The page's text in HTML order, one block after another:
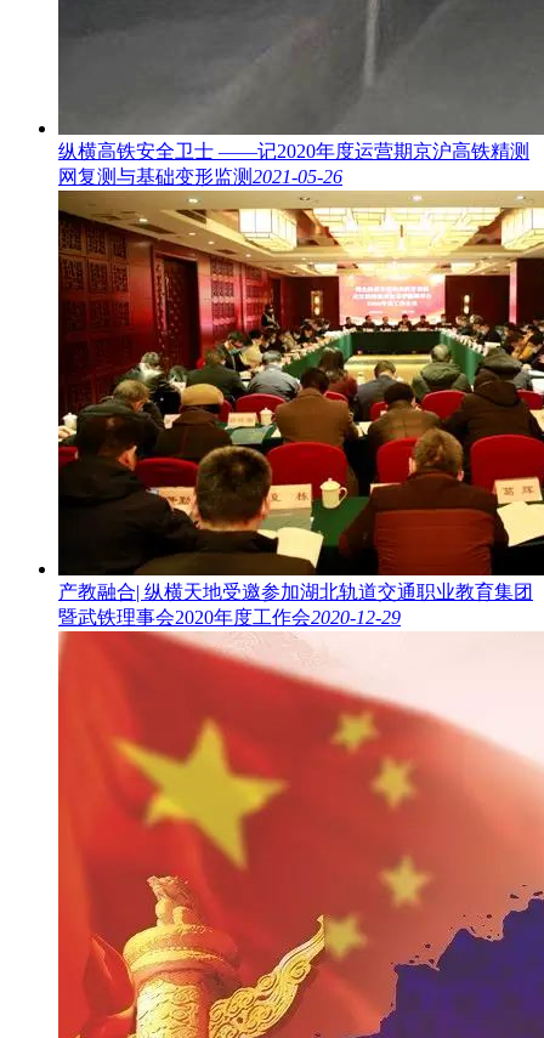
纵横高铁安全卫士 ——记2020年度运营期京沪高铁精测
网复测与基础变形监测2021-05-26
产教融合| 纵横天地受邀参加湖北轨道交通职业教育集团
暨武铁理事会2020年度工作会2020-12-29